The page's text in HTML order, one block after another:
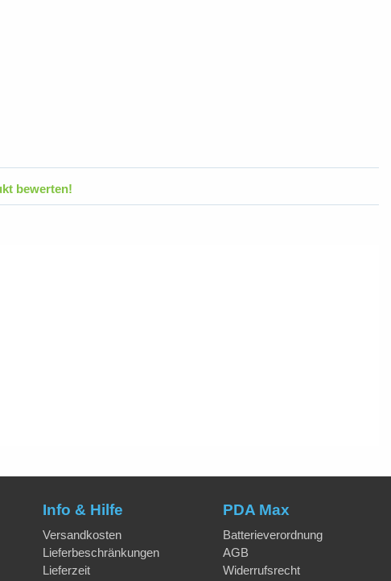
bewerten!
Info & Hilfe
Versandkosten
Lieferbeschränkungen
Lieferzeit
PDA Max
Batterieverordnung
AGB
Widerrufsrecht